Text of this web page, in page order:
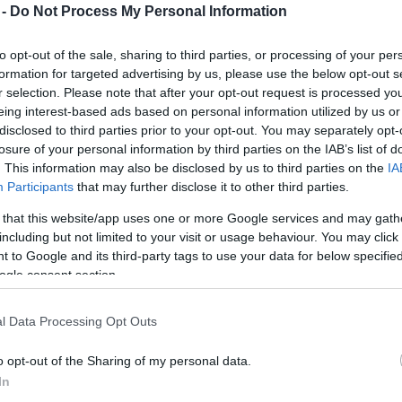
Do Not Process My Personal Information
opt-out of the sale, sharing to third parties, or processing of your
for targeted advertising by us, please use the below opt-out
selection. Please note that after your opt-out request is processed
interest-based ads based on personal information utilized by us
to third parties prior to your opt-out. You may separately
of your personal information by third parties on the IAB’s list of
This information may also be disclosed by us to third parties on the
Participants that may further disclose it to other third parties.
that this website/app uses one or more Google services and may
but not limited to your visit or usage behaviour. You may
to Google and its third-party tags to use your data for below
consent section.
Data Processing Opt Outs
opt-out of the Sharing of my personal data.
a Mikroszkóp Színpad, az Örkény István
Tér Színház, a Thália Színház, az Új
állami fenntartásban lévő Budapesti
nyitja meg szombaton 16 órakor a
és plakátokból egy hétig látható kiállítás. A
szervezését vállaló Radnóti Színház igazgatója,
Harbor Vonósötös zenél a közönségnek. Az
vezetői és színészei, akik a megnyitón a
karszalagot.
sétálhat végig az elvarázsolt kastéllyá
meglepetésre lelhet, emellett állatbábok és
is várják a gyerekeket. Meghallgathatja a
operett- és musical-maratonját, a kulisszák
részt. A látogatók legendás színészek
című előadást is megtekinthetik a József Attila
koncerten hallgathatják meg A hős és a